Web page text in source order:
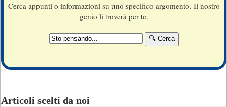
Cerca appunti o informazioni su uno specifico argomento. Il nostro
genio li troverà per te.
Articoli scelti da noi